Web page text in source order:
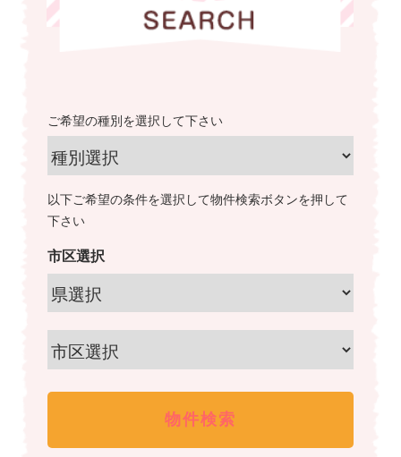
ご希望の種別を選択して下さい
以下ご希望の条件を選択して物件検索ボタンを押して
下さい
市区選択